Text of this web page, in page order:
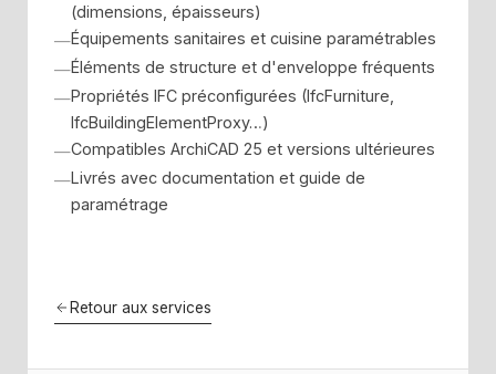
(dimensions, épaisseurs)
Équipements sanitaires et cuisine paramétrables
Éléments de structure et d'enveloppe fréquents
Propriétés IFC préconfigurées (IfcFurniture,
IfcBuildingElementProxy…)
Compatibles ArchiCAD 25 et versions ultérieures
Livrés avec documentation et guide de
paramétrage
Retour aux services